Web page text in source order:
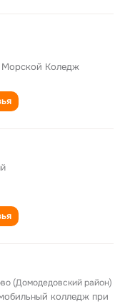
Морской Коледж
(Домодедовский район)
колледж при